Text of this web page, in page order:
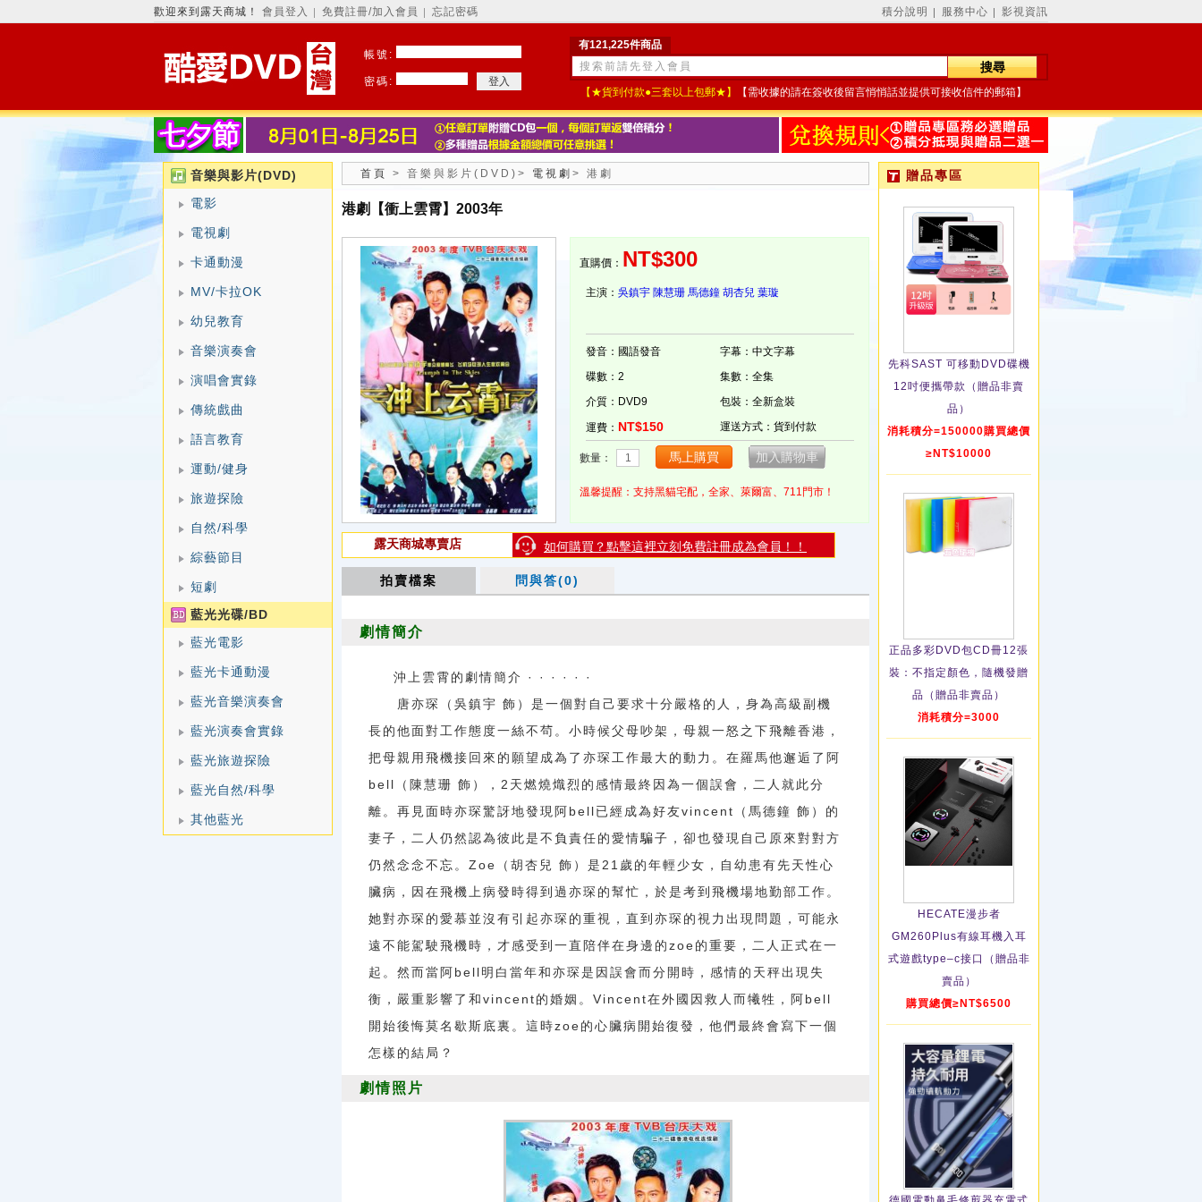
積分說明 服務中心 影視資訊
歡迎來到露天商城！ 會員登入 免費註冊/加入會員 忘記密碼
有121,225件商品
【★貨到付款●三套以上包郵★】 【需收據的請在簽收後留言悄悄話並提供可接收信件的郵箱】
帳號:
密碼:
音樂與影片(DVD)
電影
電視劇
卡通動漫
MV/卡拉OK
幼兒教育
音樂演奏會
演唱會實錄
傳統戲曲
語言教育
運動/健身
旅遊探險
自然/科學
綜藝節目
短劇
藍光光碟/BD
藍光電影
藍光卡通動漫
藍光音樂演奏會
藍光演奏會實錄
藍光旅遊探險
藍光自然/科學
其他藍光
首頁 > 音樂與影片(DVD) > 電視劇 > 港劇
港劇【衝上雲霄】2003年
直購價： NT$300
主演： 吳鎮宇 陳慧珊 馬德鐘 胡杏兒 葉璇
發音：國語發音
字幕：中文字幕
碟數：2
集數：全集
介質：DVD9
包裝：全新盒裝
運費： NT$150 運送方式：貨到付款
數量：
溫馨提醒：支持黑貓宅配，全家、萊爾富、711門市！
如何購買？點擊這裡立刻免費註冊成為會員！！
露天商城專賣店
拍賣檔案 問與答(0)
劇情簡介
沖上雲霄的劇情簡介 · · · · · ·
唐亦琛（吳鎮宇 飾）是一個對自己要求十分嚴格的人，身為高級副機
長的他面對工作態度一絲不茍。小時候父母吵架，母親一怒之下飛離香港，
把母親用飛機接回來的願望成為了亦琛工作最大的動力。在羅馬他邂逅了阿
bell（陳慧珊 飾），2天燃燒熾烈的感情最終因為一個誤會，二人就此分
離。再見面時亦琛驚訝地發現阿bell已經成為好友vincent（馬德鐘 飾）的
妻子，二人仍然認為彼此是不負責任的愛情騙子，卻也發現自己原來對對方
仍然念念不忘。Zoe（胡杏兒 飾）是21歲的年輕少女，自幼患有先天性心
臟病，因在飛機上病發時得到過亦琛的幫忙，於是考到飛機場地勤部工作。
她對亦琛的愛慕並沒有引起亦琛的重視，直到亦琛的視力出現問題，可能永
遠不能駕駛飛機時，才感受到一直陪伴在身邊的zoe的重要，二人正式在一
起。然而當阿bell明白當年和亦琛是因誤會而分開時，感情的天秤出現失
衡，嚴重影響了和vincent的婚姻。Vincent在外國因救人而犧牲，阿bell
開始後悔莫名歇斯底裏。這時zoe的心臟病開始復發，他們最終會寫下一個
怎樣的結局？
劇情照片
贈品專區
先科SAST 可移動DVD碟機
12吋便攜帶款（贈品非賣
品）
消耗積分=150000購買總價
≥NT$10000
正品多彩DVD包CD冊12張
裝：不指定顏色，隨機發贈
品（贈品非賣品）
消耗積分=3000
HECATE漫步者
GM260Plus有線耳機入耳
式遊戲type–c接口（贈品非
賣品）
購買總價≥NT$6500